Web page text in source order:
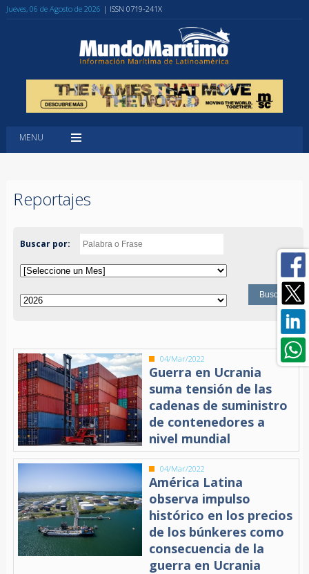
Jueves, 06 de Agosto de 2026 | ISSN 0719-241X
MENU
Reportajes
Buscar por:
04/Mar/2022
Guerra en Ucrania
suma tensión de las
cadenas de suministro
de contenedores a
nivel mundial
04/Mar/2022
América Latina
observa impulso
histórico en los precios
de los búnkeres como
consecuencia de la
guerra en Ucrania